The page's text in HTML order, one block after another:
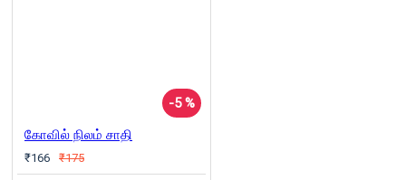
-5 %
கோவில் நிலம் சாதி
₹166 ₹175